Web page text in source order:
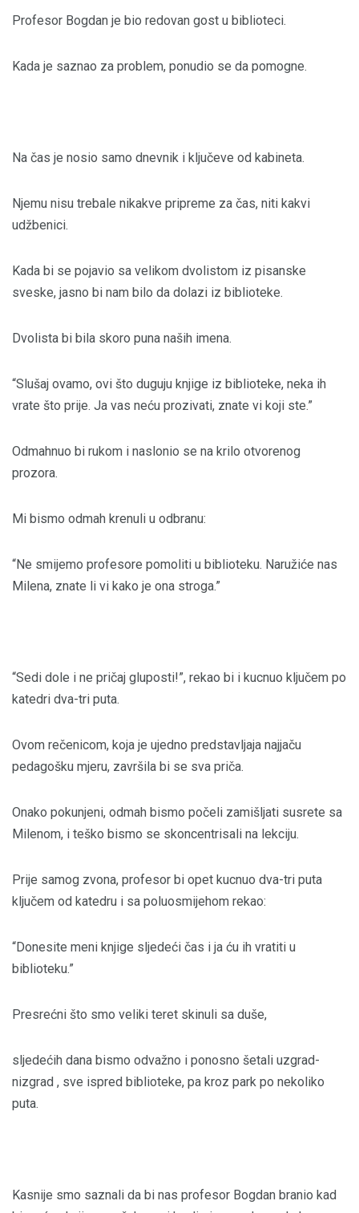
Profesor Bogdan je bio redovan gost u biblioteci.
Kada je saznao za problem, ponudio se da pomogne.
Na čas je nosio samo dnevnik i ključeve od kabineta.
Njemu nisu trebale nikakve pripreme za čas, niti kakvi
udžbenici.
Kada bi se pojavio sa velikom dvolistom iz pisanske
sveske, jasno bi nam bilo da dolazi iz biblioteke.
Dvolista bi bila skoro puna naših imena.
“Slušaj ovamo, ovi što duguju knjige iz biblioteke, neka ih
vrate što prije. Ja vas neću prozivati, znate vi koji ste.”
Odmahnuo bi rukom i naslonio se na krilo otvorenog
prozora.
Mi bismo odmah krenuli u odbranu:
“Ne smijemo profesore pomoliti u biblioteku. Naružiće nas
Milena, znate li vi kako je ona stroga.”
“Sedi dole i ne pričaj gluposti!”, rekao bi i kucnuo ključem po
katedri dva-tri puta.
Ovom rečenicom, koja je ujedno predstavljaja najjaču
pedagošku mjeru, završila bi se sva priča.
Onako pokunjeni, odmah bismo počeli zamišljati susrete sa
Milenom, i teško bismo se skoncentrisali na lekciju.
Prije samog zvona, profesor bi opet kucnuo dva-tri puta
ključem od katedru i sa poluosmijehom rekao:
“Donesite meni knjige sljedeći čas i ja ću ih vratiti u
biblioteku.”
Presrećni što smo veliki teret skinuli sa duše,
sljedećih dana bismo odvažno i ponosno šetali uzgrad-
nizgrad , sve ispred biblioteke, pa kroz park po nekoliko
puta.
Kasnije smo saznali da bi nas profesor Bogdan branio kad